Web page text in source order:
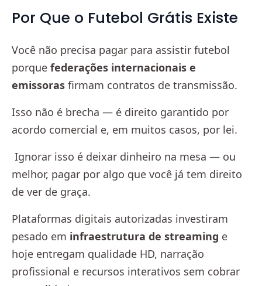
Por Que o Futebol Grátis Existe
Você não precisa pagar para assistir futebol
porque federações internacionais e
emissoras firmam contratos de transmissão.
Isso não é brecha — é direito garantido por
acordo comercial e, em muitos casos, por lei.
Ignorar isso é deixar dinheiro na mesa — ou
melhor, pagar por algo que você já tem direito
de ver de graça.
Plataformas digitais autorizadas investiram
pesado em infraestrutura de streaming e
hoje entregam qualidade HD, narração
profissional e recursos interativos sem cobrar